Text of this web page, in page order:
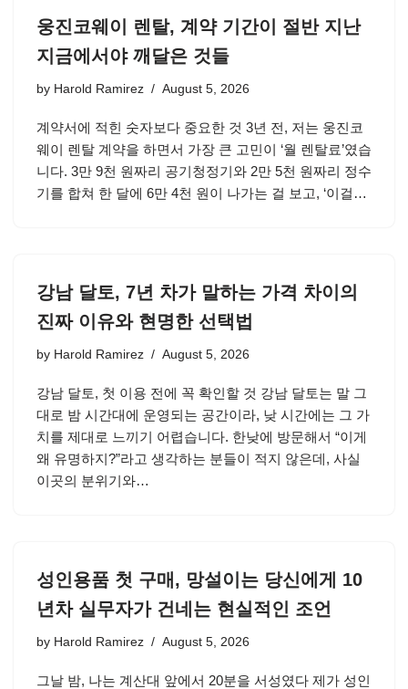
웅진코웨이 렌탈, 계약 기간이 절반 지난
지금에서야 깨달은 것들
by Harold Ramirez August 5, 2026
계약서에 적힌 숫자보다 중요한 것 3년 전, 저는 웅진코
웨이 렌탈 계약을 하면서 가장 큰 고민이 ‘월 렌탈료’였습
니다. 3만 9천 원짜리 공기청정기와 2만 5천 원짜리 정수
기를 합쳐 한 달에 6만 4천 원이 나가는 걸 보고, ‘이걸…
강남 달토, 7년 차가 말하는 가격 차이의
진짜 이유와 현명한 선택법
by Harold Ramirez August 5, 2026
강남 달토, 첫 이용 전에 꼭 확인할 것 강남 달토는 말 그
대로 밤 시간대에 운영되는 공간이라, 낮 시간에는 그 가
치를 제대로 느끼기 어렵습니다. 한낮에 방문해서 “이게
왜 유명하지?”라고 생각하는 분들이 적지 않은데, 사실
이곳의 분위기와…
성인용품 첫 구매, 망설이는 당신에게 10
년차 실무자가 건네는 현실적인 조언
by Harold Ramirez August 5, 2026
그날 밤, 나는 계산대 앞에서 20분을 서성였다 제가 성인